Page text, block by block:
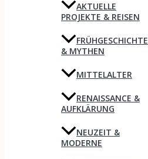
AKTUELLE
PROJEKTE & REISEN
FRÜHGESCHICHTE
& MYTHEN
MITTELALTER
RENAISSANCE &
AUFKLÄRUNG
NEUZEIT &
MODERNE